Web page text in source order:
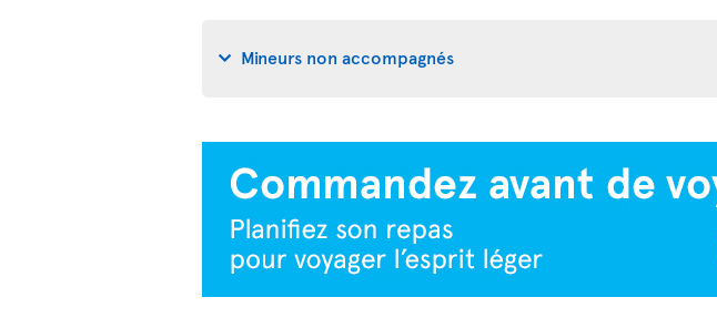
Mineurs non accompagnés